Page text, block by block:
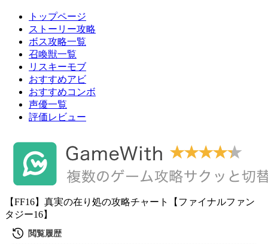
トップページ
ストーリー攻略
ボス攻略一覧
召喚獣一覧
リスキーモブ
おすすめアビ
おすすめコンボ
声優一覧
評価レビュー
【FF16】真実の在り処の攻略チャート【ファイナルファン
タジー16】